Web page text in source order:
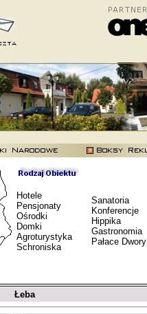
Hotele
Pensjonaty
Ośrodki
Domki
Agroturystyka
Schroniska
Sanatoria
Konferencje
Hippika
Gastronomia
Pałace Dwory
Łeba